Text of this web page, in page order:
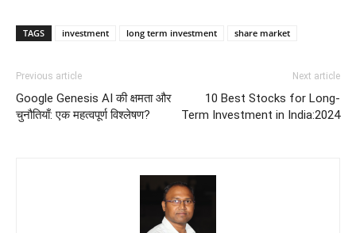
TAGS investment long term investment share market
Previous article
Google Genesis AI की क्षमता और
चुनौतियाँ: एक महत्वपूर्ण विश्लेषण?
Next article
10 Best Stocks for Long-
Term Investment in India:2024